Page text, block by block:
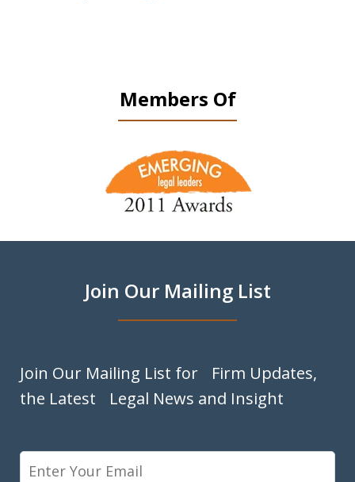
Members Of
Join Our Mailing List
Join Our Mailing List for Firm Updates,
the Latest Legal News and Insight